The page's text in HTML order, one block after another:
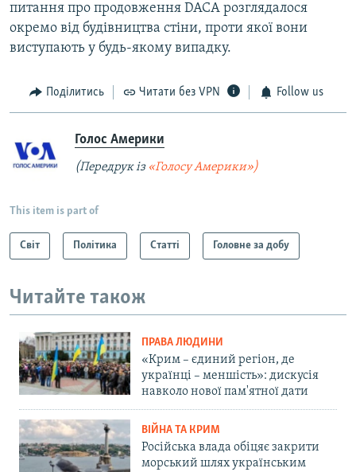
питання про продовження DACA розглядалося
окремо від будівництва стіни, проти якої вони
виступають у будь-якому випадку.
Поділитись Читати без VPN Follow us
Голос Америки
(Передрук із «Голосу Америки»)
This item is part of
Світ Політика Статті Головне за добу
Читайте також
ПРАВА ЛЮДИНИ
«Крим – єдиний регіон, де
українці – меншість»: дискусія
навколо нової пам'ятної дати
ВІЙНА ТА КРИМ
Російська влада обіцяє закрити
морський шлях українським